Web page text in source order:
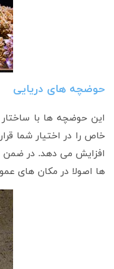
حوضچه های دریایی
این حوضچه ها با
خاص را در اختیار شما
افزایش می دهد. در ضمن
ها اصولا در مکان های